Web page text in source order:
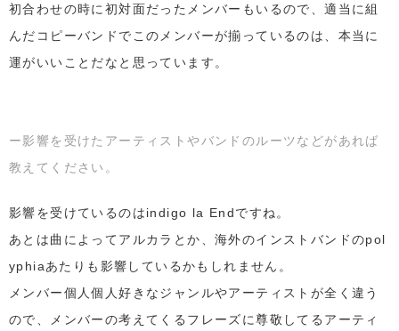
初合わせの時に初対面だったメンバーもいるので、適当に組
んだコピーバンドでこのメンバーが揃っているのは、本当に
運がいいことだなと思っています。
ー影響を受けたアーティストやバンドのルーツなどがあれば
教えてください。
影響を受けているのはindigo la Endですね。
あとは曲によってアルカラとか、海外のインストバンドのpol
yphiaあたりも影響しているかもしれません。
メンバー個人個人好きなジャンルやアーティストが全く違う
ので、メンバーの考えてくるフレーズに尊敬してるアーティ